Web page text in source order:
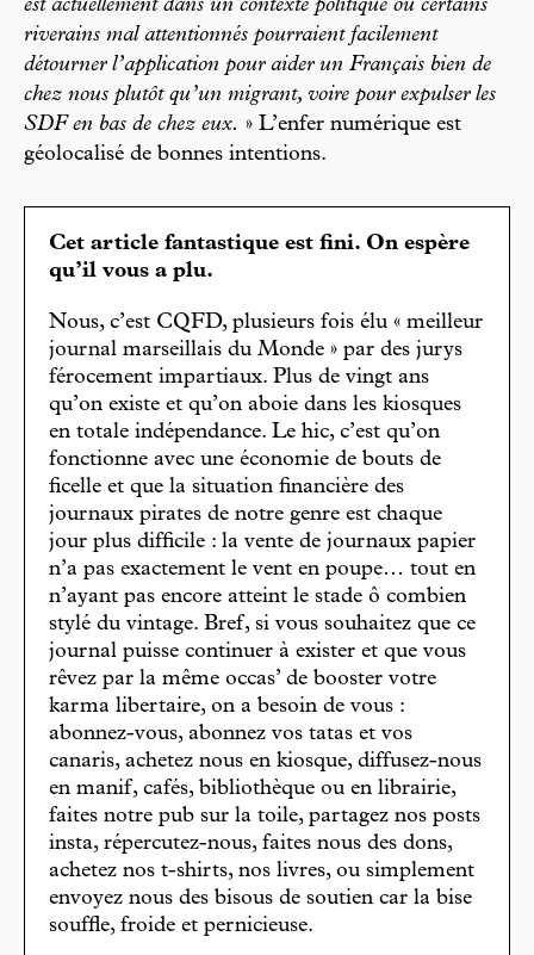
est actuellement dans un contexte politique où certains
riverains mal attentionnés pourraient facilement
détourner l’application pour aider un Français bien de
chez nous plutôt qu’un migrant, voire pour expulser les
SDF en bas de chez eux. » L’enfer numérique est
géolocalisé de bonnes intentions.
Cet article fantastique est fini. On espère
qu’il vous a plu.
Nous, c’est CQFD, plusieurs fois élu « meilleur
journal marseillais du Monde » par des jurys
férocement impartiaux. Plus de vingt ans
qu’on existe et qu’on aboie dans les kiosques
en totale indépendance. Le hic, c’est qu’on
fonctionne avec une économie de bouts de
ficelle et que la situation financière des
journaux pirates de notre genre est chaque
jour plus difficile : la vente de journaux papier
n’a pas exactement le vent en poupe… tout en
n’ayant pas encore atteint le stade ô combien
stylé du vintage. Bref, si vous souhaitez que ce
journal puisse continuer à exister et que vous
rêvez par la même occas’ de booster votre
karma libertaire, on a besoin de vous :
abonnez-vous, abonnez vos tatas et vos
canaris, achetez nous en kiosque, diffusez-nous
en manif, cafés, bibliothèque ou en librairie,
faites notre pub sur la toile, partagez nos posts
insta, répercutez-nous, faites nous des dons,
achetez nos t-shirts, nos livres, ou simplement
envoyez nous des bisous de soutien car la bise
souffle, froide et pernicieuse.